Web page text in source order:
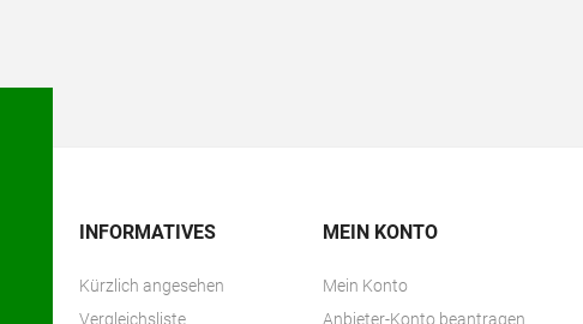
INFORMATIVES
Kürzlich angesehen
Vergleichsliste
MEIN KONTO
Mein Konto
Anbieter-Konto beantragen